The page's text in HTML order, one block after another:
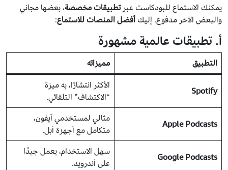
يمكنك الاستماع للبودكاست عبرتطبيقات مخصصة، بعضها مجاني
والبعض الآخر مدفوع. إليك أفضل المنصات للاستماع:
أ. تطبيقات عالمية مشهورة
التطبيق مميزاته
Spotify
الأكثر انتشارًا، به ميزة
“الاكتشاف” التلقائي.
Apple Podcasts
مثالي لمستخدمي آيفون،
متكامل مع أجهزة أبل.
Google Podcasts
سهل الاستخدام، يعمل جيدًا
على أندرويد.